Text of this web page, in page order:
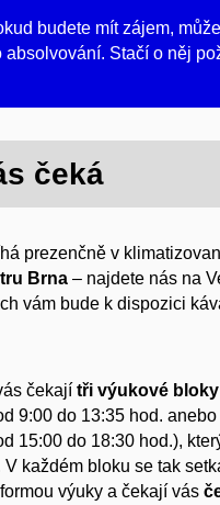
budete mít zájem,
absolvování. Stačí o něj
čeká
prezenčně v
Brna – najdete nás na
vám bude k dispozici
čekají tři výukové bloky
9:00 do 13:35 hod.
15:00 do 18:30 hod.),
V každém bloku se tak
výuky a čekají vás